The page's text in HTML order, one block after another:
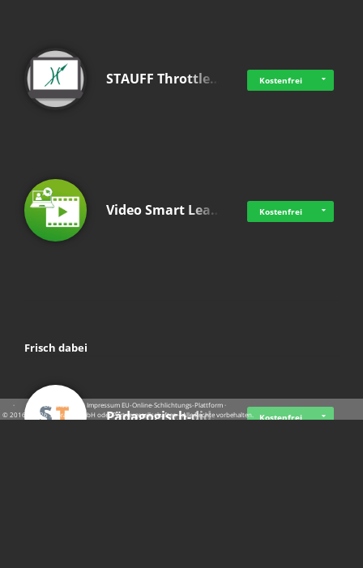
STAUFF Throttle… Kostenfrei
Video Smart Lea… Kostenfrei
Frisch dabei
Pädagogisch-did… Kostenfrei
· · ·Datenschutz ·Impressum EU-Online-Schlichtungs-Plattform·
© 2016 - 2026 SupraTix GmbH oder Partnergesellschaften - Alle Rechte vorbehalten.